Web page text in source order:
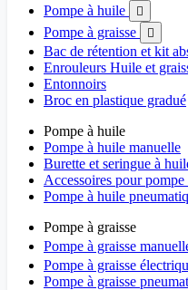
Pompe à huile

Pompe à graisse 
Bac de rétention et kit
Enrouleurs Huile et
Entonnoirs
Broc en plastique gradué
Pompe à huile
Pompe à huile manuelle
Burette et seringue à
Accessoires pour
Pompe à huile
Pompe à graisse
Pompe à graisse
Pompe à graisse
Pompe à graisse